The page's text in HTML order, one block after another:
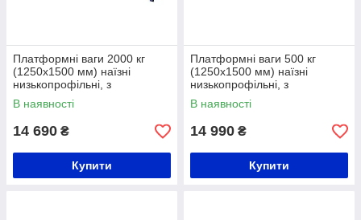
Платформні ваги 2000 кг
(1250х1500 мм) наїзні
низькопрофільні, з
розбірними пандусами
В наявності
14 690 ₴
Купити
Платформні ваги 500 кг
(1250х1500 мм) наїзні
низькопрофільні, з
розбірними пандусами
В наявності
14 990 ₴
Купити